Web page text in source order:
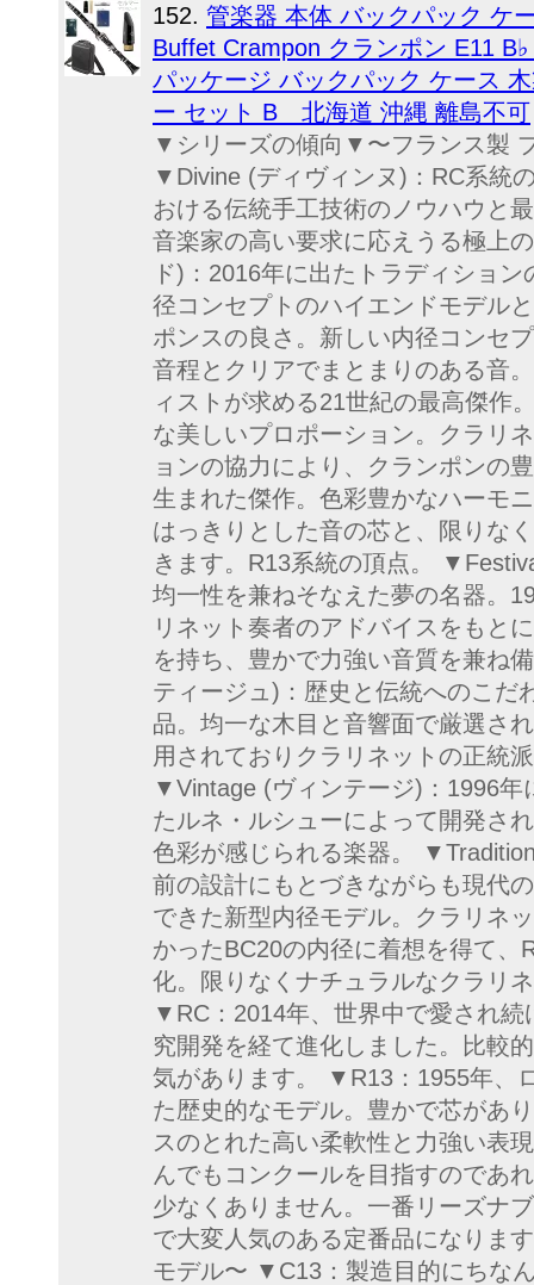
152. 管楽器 本体 バックパック ケ
Buffet Crampon クランポン E11
パッケージ バックパック ケース
ー セット B 北海道 沖縄 離島不可
▼シリーズの傾向▼〜フランス製
▼Divine (ディヴィンヌ)：RC系統
おける伝統手工技術のノウハウと
音楽家の高い要求に応えうる極上
ド)：2016年に出たトラディショ
径コンセプトのハイエンドモデル
ポンスの良さ。新しい内径コンセ
音程とクリアでまとまりのある音
ィストが求める21世紀の最高傑作
な美しいプロポーション。クラリ
ョンの協力により、クランポンの
生まれた傑作。色彩豊かなハーモ
はっきりとした音の芯と、限りな
きます。R13系統の頂点。
均一性を兼ねそなえた夢の名器。
リネット奏者のアドバイスをもと
を持ち、豊かで力強い音質を兼ね
ティージュ)：歴史と伝統へのこだ
品。均一な木目と音響面で厳選さ
用されておりクラリネットの正統
▼Vintage (ヴィンテージ)：1996年
たルネ・ルシューによって開発さ
色彩が感じられる楽器。
前の設計にもとづきながらも現代
できた新型内径モデル。クラリネ
かったBC20の内径に着想を得て
化。限りなくナチュラルなクラリ
▼RC：2014年、世界中で愛され
究開発を経て進化しました。比較
気があります。 ▼R13：1955年、
た歴史的なモデル。豊かで芯があ
スのとれた高い柔軟性と力強い表
んでもコンクールを目指すのであ
少なくありません。一番リーズナ
で大変人気のある定番品になりま
モデル〜 ▼C13：製造目的にちな